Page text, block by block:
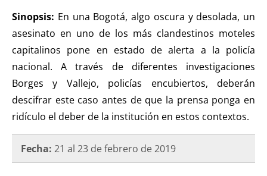
Sinopsis: En una Bogotá, algo oscura y desolada, un
asesinato en uno de los más clandestinos moteles
capitalinos pone en estado de alerta a la policía
nacional. A través de diferentes investigaciones
Borges y Vallejo, policías encubiertos, deberán
descifrar este caso antes de que la prensa ponga en
ridículo el deber de la institución en estos contextos.
Fecha: 21 al 23 de febrero de 2019